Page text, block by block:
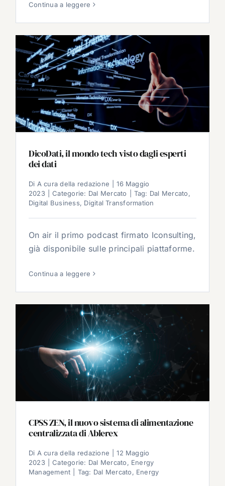
Continua a leggere
DicoDati, il mondo tech visto dagli esperti
dei dati
Di A cura della redazione
16 Maggio
2023
Categorie: Dal Mercato Tag: Dal Mercato,
Digital Business, Digital Transformation
On air il primo podcast firmato Iconsulting,
già disponibile sulle principali piattaforme.
Continua a leggere
CPSS ZEN, il nuovo sistema di alimentazione
centralizzata di Ablerex
Di A cura della redazione
12 Maggio
2023
Categorie: Dal Mercato, Energy
Management
Tag: Dal Mercato, Energy